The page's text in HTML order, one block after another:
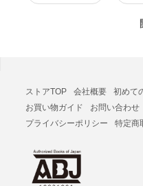
ストアTOP 会社概要 初めて
お買い物ガイド
お問い合わせ
プライバシーポリシー
特定商